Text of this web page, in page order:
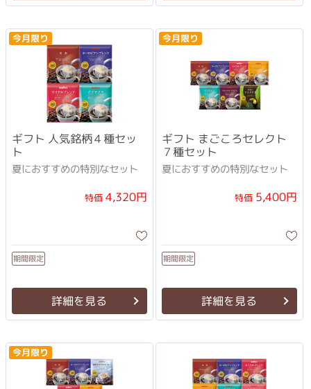
今月限り
ギフト 人気銘柄４種セッ
ト
夏におすすめの特別なセット
特価4,320円
期間限定
詳細を見る
今月限り
ギフト まごころセレクト
７種セット
夏におすすめの特別なセット
特価5,400円
期間限定
詳細を見る
今月限り